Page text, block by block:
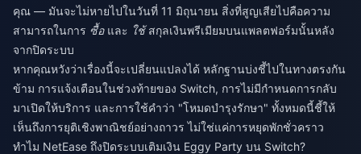
คุณ — มันจะไม่หายไปในวันที่ 11 มิถุนายน สิ่งที่สูญเสียไปคือความ
สามารถในการ ซื้อและ ใช้สกุลเงินพรีเมียมบนแพลตฟอร์มนั้นหลัง
จากปิดระบบ
หากคุณหวังว่าเรื่องนี้จะเปลี่ยนแปลงได้ หลักฐานบ่งชี้ไปในทางตรงกัน
ข้าม การแจ้งเตือนในช่วงท้ายของ Switch, การไม่มีกำหนดการกลับ
มาเปิดให้บริการ และการใช้คำว่า "โหมดบำรุงรักษา" ทั้งหมดนี้ชี้ให้
เห็นถึงการยุติเชิงพาณิชย์อย่างถาวร ไม่ใช่แค่การหยุดพักชั่วคราว
ทำไม NetEase ถึงปิดระบบเติมเงิน Eggy Party บน Switch?